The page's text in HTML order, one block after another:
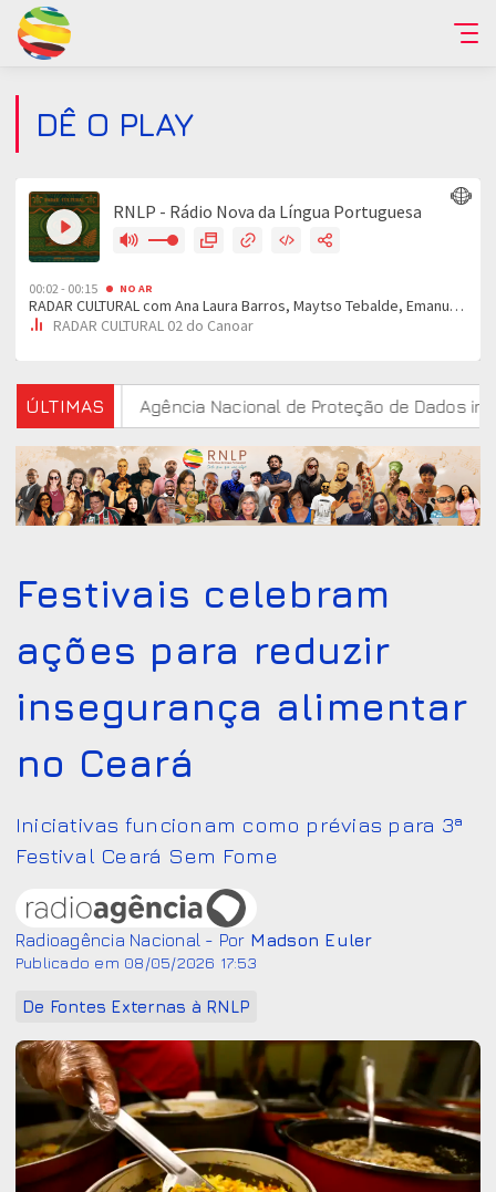
DÊ O PLAY
ÚLTIMASAgência Nacional de Proteção de Dados
Festivais celebram
ações para reduzir
insegurança alimentar
no Ceará
Iniciativas funcionam como prévias para 3ª
Festival Ceará Sem Fome
Radioagência Nacional - Por Madson Euler
Publicado em 08/05/2026 17:53
De Fontes Externas à RNLP